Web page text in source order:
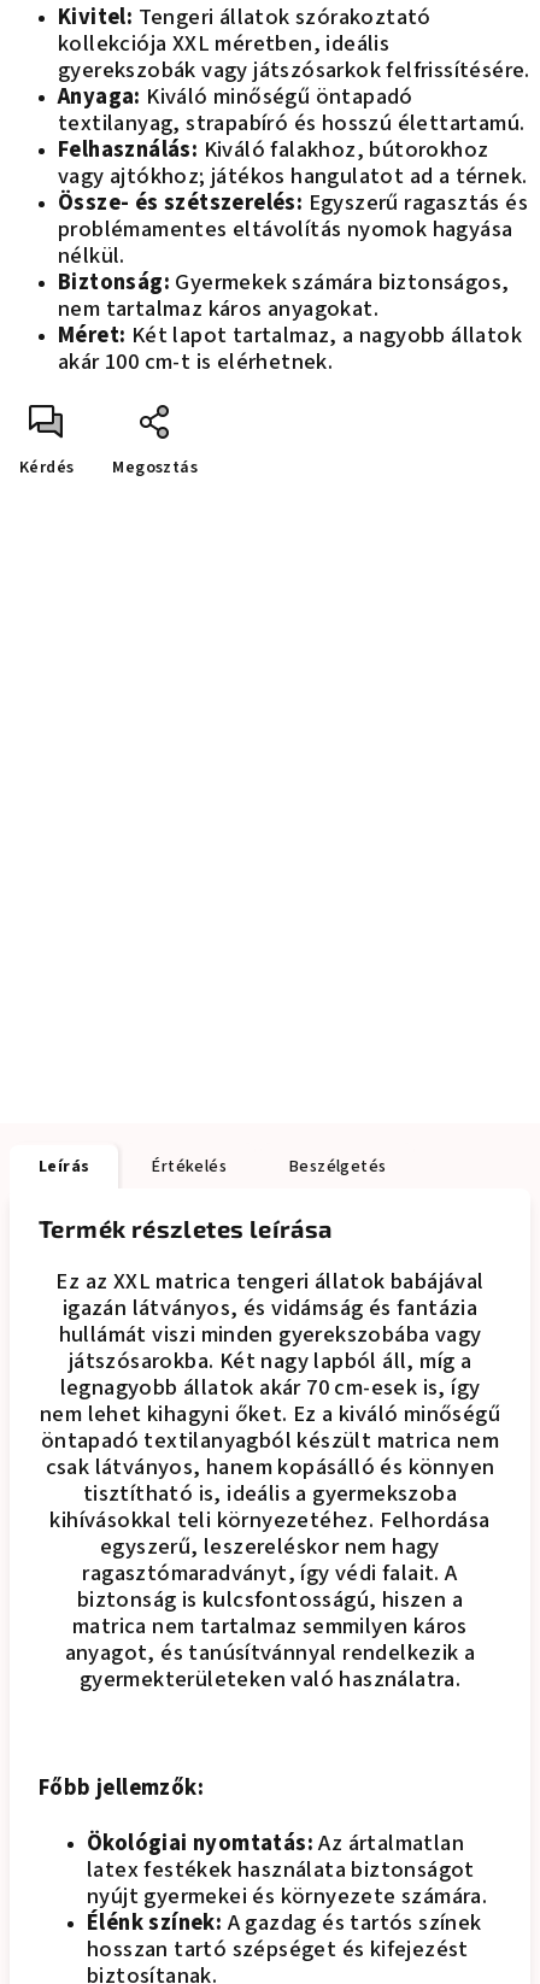
Kivitel: Tengeri állatok szórakoztató
kollekciója XXL méretben, ideális
gyerekszobák vagy játszósarkok felfrissítésére.
Anyaga: Kiváló minőségű öntapadó
textilanyag, strapabíró és hosszú élettartamú.
Felhasználás: Kiváló falakhoz, bútorokhoz
vagy ajtókhoz; játékos hangulatot ad a térnek.
Össze- és szétszerelés: Egyszerű ragasztás és
problémamentes eltávolítás nyomok hagyása
nélkül.
Biztonság: Gyermekek számára biztonságos,
nem tartalmaz káros anyagokat.
Méret: Két lapot tartalmaz, a nagyobb állatok
akár 100 cm-t is elérhetnek.
Kérdés Megosztás
Leírás Értékelés Beszélgetés
Termék részletes leírása
Ez az XXL matrica tengeri állatok babájával
igazán látványos, és vidámság és fantázia
hullámát viszi minden gyerekszobába vagy
játszósarokba. Két nagy lapból áll, míg a
legnagyobb állatok akár 70 cm-esek is, így
nem lehet kihagyni őket. Ez a kiváló minőségű
öntapadó textilanyagból készült matrica nem
csak látványos, hanem kopásálló és könnyen
tisztítható is, ideális a gyermekszoba
kihívásokkal teli környezetéhez. Felhordása
egyszerű, leszereléskor nem hagy
ragasztómaradványt, így védi falait. A
biztonság is kulcsfontosságú, hiszen a
matrica nem tartalmaz semmilyen káros
anyagot, és tanúsítvánnyal rendelkezik a
gyermekterületeken való használatra.
Főbb jellemzők:
Ökológiai nyomtatás:Az ártalmatlan
latex festékek használata biztonságot
nyújt gyermekei és környezete számára.
Élénk színek:A gazdag és tartós színek
hosszan tartó szépséget és kifejezést
biztosítanak.